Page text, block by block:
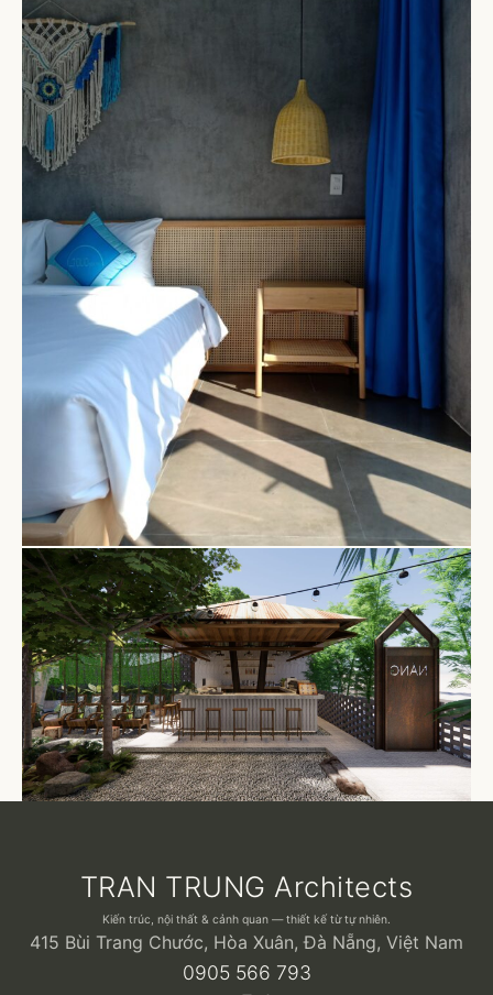
TRAN TRUNG Architects
Kiến trúc, nội thất & cảnh quan — thiết kế từ tự nhiên.
415 Bùi Trang Chước, Hòa Xuân, Đà Nẵng, Việt Nam
0905 566 793